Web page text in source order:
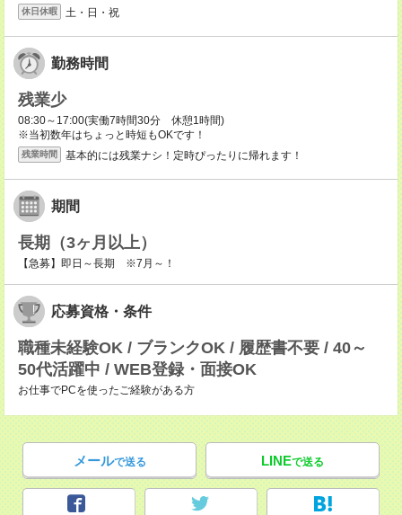
休日休暇 土・日・祝
勤務時間
残業少
08:30～17:00(実働7時間30分 休憩1時間)
※当初数年はちょっと時短もOKです！
残業時間 基本的には残業ナシ！定時ぴったりに帰れます！
期間
長期（3ヶ月以上）
【急募】即日～長期 ※7月～！
応募資格・条件
職種未経験OK / ブランクOK / 履歴書不要 / 40～
50代活躍中 / WEB登録・面接OK
お仕事でPCを使ったご経験がある方
メールで送る LINEで送る